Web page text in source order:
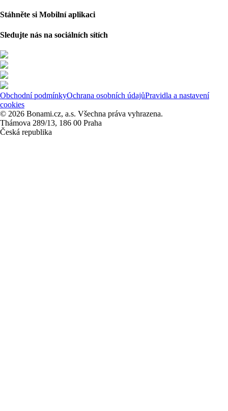
Stáhněte si Mobilní aplikaci
Sledujte nás na sociálních sítích
Obchodní podmínkyOchrana osobních údajůPravidla a nastavení
cookies
© 2026 Bonami.cz, a.s. Všechna práva vyhrazena.
Thámova 289/13, 186 00 Praha
Česká republika